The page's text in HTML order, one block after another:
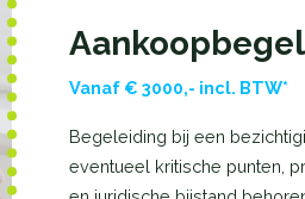
Vanaf € 3000,- incl. BTW*
Begeleiding bij een
eventueel kritische punten,